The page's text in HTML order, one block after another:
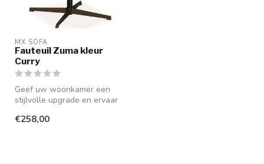
MX SOFA
Fauteuil Zuma kleur
Curry
Geef uw woonkamer een
stijlvolle upgrade en ervaar
Zuma ...
€258,00